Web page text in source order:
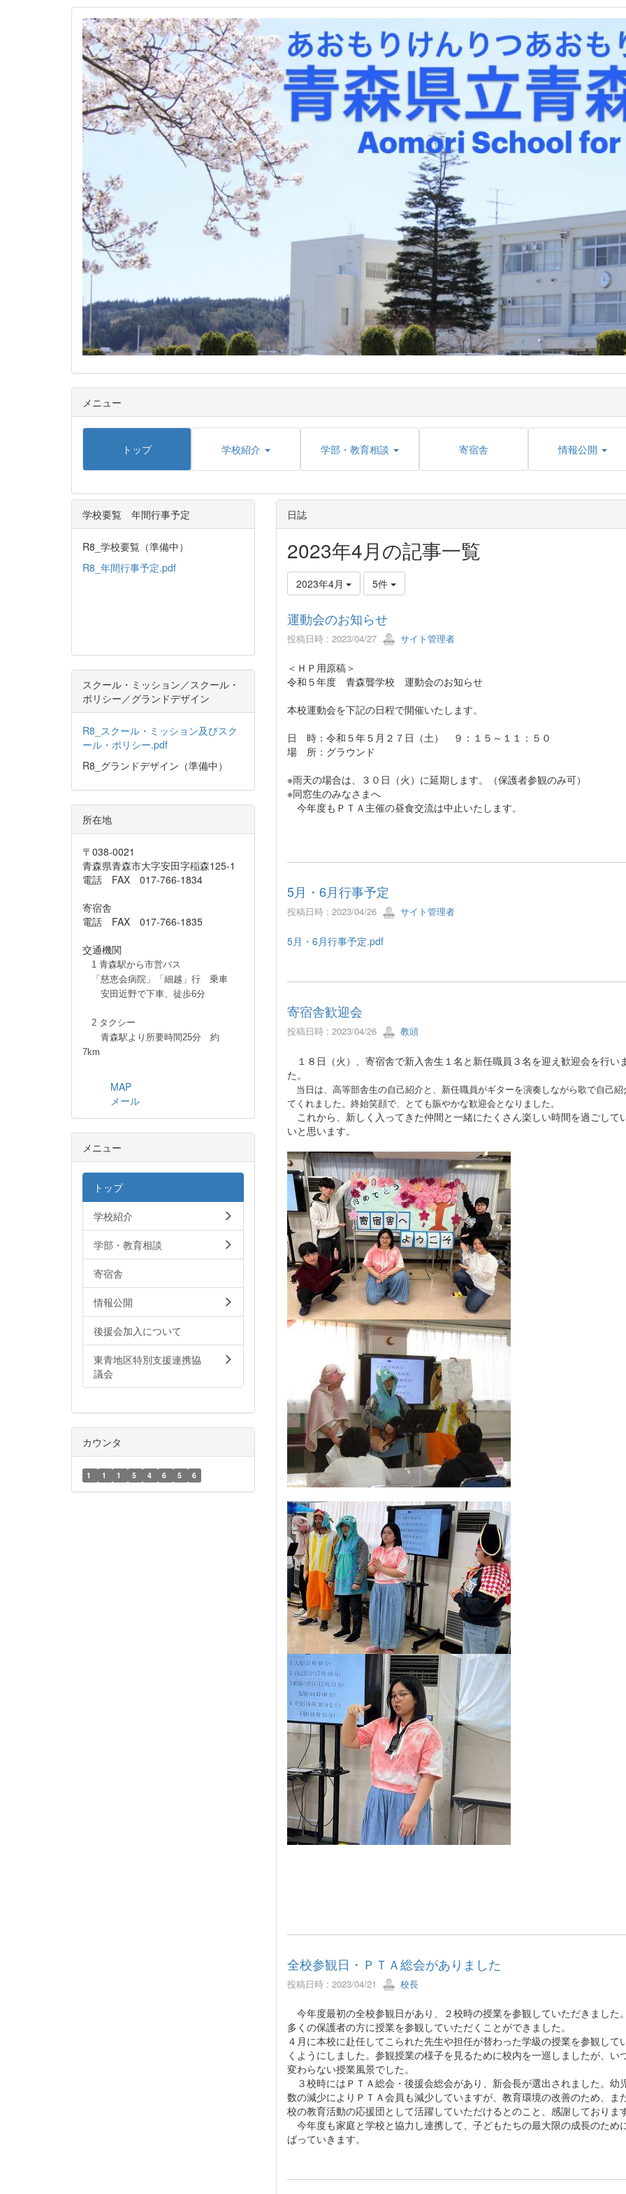
メニュー
トップ 学校紹介 学部・教育相談 寄宿舎 情報公開
日誌
2023年4月の記事一覧
2023年4月 5件
運動会のお知らせ
投稿日時 : 2023/04/27 サイト管理者
＜ＨＰ用原稿＞
令和５年度 青森聾学校 運動会のお知らせ
本校運動会を下記の日程で開催いたします。
日 時：令和５年５月２７日（土） ９：１５～１１：５０
場 所：グラウンド
※雨天の場合は、３０日（火）に延期します。（保護者参観のみ可）
※同窓生のみなさまへ
今年度もＰＴＡ主催の昼食交流は中止いたします。
5月・6月行事予定
投稿日時 : 2023/04/26 サイト管理者
5月・6月行事予定.pdf
寄宿舎歓迎会
投稿日時 : 2023/04/26 教頭
１８日（火）、寄宿舎で新入舎生１名と新任職員３名を迎え歓迎会を行い
た。
当日は、高等部舎生の自己紹介と、新任職員がギターを演奏しながら歌で自己紹
てくれました。 終始笑顔で、とても賑やかな歓迎会となりました。
これから、新しく入ってきた仲間と一緒にたくさん楽しい時間を過ごして
いと思います。
全校参観日・ＰＴＡ総会がありました
投稿日時 : 2023/04/21 校長
今年度最初の全校参観日があり、２校時の授業を参観していただきました。
多くの保護者の方に授業を参観していただくことができました。
４月に本校に赴任してこられた先生や担任が替わった学級の授業を参観して
くようにしました。参観授業の様子を見るために校内を一巡しましたが、い
変わらない授業風景でした。
３校時にはＰＴＡ総会・後援会総会があり、新会長が選出されました。幼
数の減少によりＰＴＡ会員も減少していますが、教育環境の改善のため、ま
校の教育活動の応援団として活躍していただけるとのこと、感謝しております
今年度も家庭と学校と協力し連携して、子どもたちの最大限の成長のため
ばっていきます。
学校要覧 年間行事予定
R8_学校要覧（準備中）
R8_年間行事予定.pdf
スクール・ミッション／スクール・
ポリシー／グランドデザイン
R8_スクール・ミッション及びスク
ール・ポリシー.pdf
R8_グランドデザイン（準備中）
所在地
〒038-0021
青森県青森市大字安田字稲森125-1
電話 FAX 017-766-1834
寄宿舎
電話 FAX 017-766-1835
交通機関
1 青森駅から市営バス
「慈恵会病院」「細越」行 乗車
安田近野で下車、徒歩6分
2 タクシー
青森駅より所要時間25分 約
7km
MAP
メール
メニュー
トップ
学校紹介
学部・教育相談
寄宿舎
情報公開
後援会加入について
東青地区特別支援連携協
議会
カウンタ
1 1 1 5 4 6 5 6